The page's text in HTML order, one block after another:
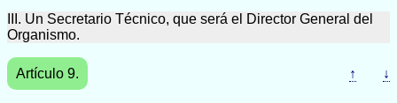
III. Un Secretario Técnico, que será el Director General del
Organismo.
Artículo 9. ↑ ↓